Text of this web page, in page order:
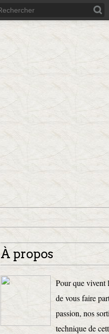
À propos
Pour que vivent
de vous faire
passion, nos
technique de